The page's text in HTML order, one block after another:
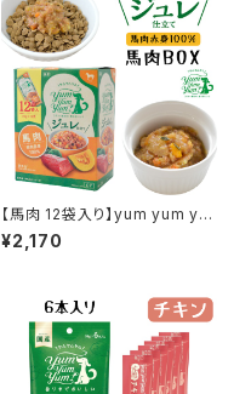
【馬肉 12袋入り】yum yum yu
m！ジュレ仕立て
¥2,170